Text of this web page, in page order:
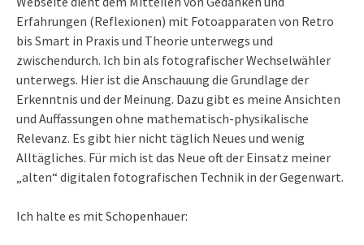
Erfahrungen (Reflexionen) mit Fotoapparaten von Retro
bis Smart in Praxis und Theorie unterwegs und
zwischendurch. Ich bin als fotografischer Wechselwähler
unterwegs. Hier ist die Anschauung die Grundlage der
Erkenntnis und der Meinung. Dazu gibt es meine Ansichten
und Auffassungen ohne mathematisch-physikalische
Relevanz. Es gibt hier nicht täglich Neues und wenig
Alltägliches. Für mich ist das Neue oft der Einsatz meiner
„alten“ digitalen fotografischen Technik in der Gegenwart.
Ich halte es mit Schopenhauer: